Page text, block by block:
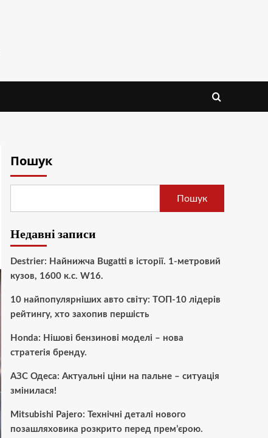
Пошук
Пошук
Недавні записи
Destrier: Найнижча Bugatti в історії. 1-метровий
кузов, 1600 к.с. W16.
10 найпопулярніших авто світу: ТОП-10 лідерів
рейтингу, хто захопив першість
Honda: Нішові бензинові моделі – нова
стратегія бренду.
АЗС Одеса: Актуальні ціни на пальне – ситуація
змінилася!
Mitsubishi Pajero: Технічні деталі нового
позашляховика розкрито перед прем’єрою.